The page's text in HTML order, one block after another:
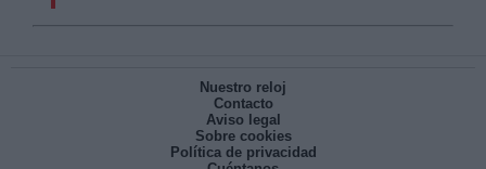
Nuestro reloj
Contacto
Aviso legal
Sobre cookies
Política de privacidad